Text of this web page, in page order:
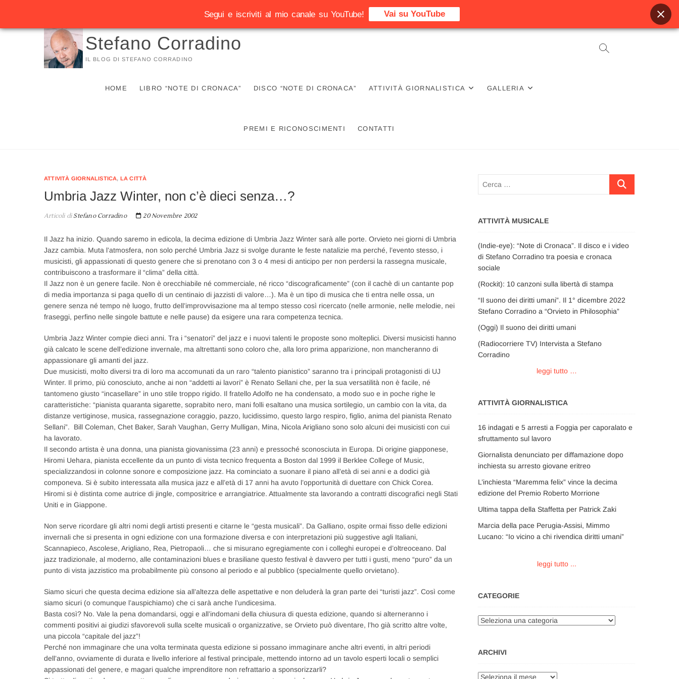
Vai
Stefano Corradino
IL BLOG DI STEFANO CORRADINO
HOME LIBRO “NOTE DI CRONACA” DISCO “NOTE DI CRONACA” ATTIVITÀ GIORNALISTICA GALLERIA
PREMI E RICONOSCIMENTI CONTATTI
ATTIVITÀ GIORNALISTICA, LA CITTÀ
Umbria Jazz Winter, non c’è dieci senza…?
Articoli diStefano Corradino 20 Novembre 2002
Il Jazz ha inizio. Quando saremo in edicola, la decima edizione di Umbria Jazz Winter sarà alle porte. Orvieto nei giorni di Umbria
Jazz cambia. Muta l’atmosfera, non solo perché Umbria Jazz si svolge durante le feste natalizie ma perché, l’evento stesso, i
musicisti, gli appassionati di questo genere che si prenotano con 3 o 4 mesi di anticipo per non perdersi la rassegna musicale,
contribuiscono a trasformare il “clima” della città.
Il Jazz non è un genere facile. Non è orecchiabile né commerciale, né ricco “discograficamente” (con il cachè di un cantante pop
di media importanza si paga quello di un centinaio di jazzisti di valore…). Ma è un tipo di musica che ti entra nelle ossa, un
genere senza né tempo nè luogo, frutto dell’improvvisazione ma al tempo stesso così ricercato (nelle armonie, nelle melodie, nei
fraseggi, perfino nelle singole battute e nelle pause) da esigere una rara competenza tecnica.
Umbria Jazz Winter compie dieci anni. Tra i “senatori” del jazz e i nuovi talenti le proposte sono molteplici. Diversi musicisti hanno
già calcato le scene dell’edizione invernale, ma altrettanti sono coloro che, alla loro prima apparizione, non mancheranno di
appassionare gli amanti del jazz.
Due musicisti, molto diversi tra di loro ma accomunati da un raro “talento pianistico” saranno tra i principali protagonisti di UJ
Winter. Il primo, più conosciuto, anche ai non “addetti ai lavori” è Renato Sellani che, per la sua versatilità non è facile, né
tantomeno giusto “incasellare” in uno stile troppo rigido. Il fratello Adolfo ne ha condensato, a modo suo e in poche righe le
caratteristiche: “pianista quaranta sigarette, soprabito nero, mani folli esaltano una musica sortilegio, un cambio con la vita, da
distanze vertiginose, musica, rassegnazione coraggio, pazzo, lucidissimo, questo largo respiro, figlio, anima del pianista Renato
Sellani”. Bill Coleman, Chet Baker, Sarah Vaughan, Gerry Mulligan, Mina, Nicola Arigliano sono solo alcuni dei musicisti con cui
ha lavorato.
Il secondo artista è una donna, una pianista giovanissima (23 anni) e pressoché sconosciuta in Europa. Di origine giapponese,
Hiromi Uehara, pianista eccellente da un punto di vista tecnico frequenta a Boston dal 1999 il Berklee College of Music,
specializzandosi in colonne sonore e composizione jazz. Ha cominciato a suonare il piano all’età di sei anni e a dodici già
componeva. Si è subito interessata alla musica jazz e all’età di 17 anni ha avuto l’opportunità di duettare con Chick Corea.
Hiromi si è distinta come autrice di jingle, compositrice e arrangiatrice. Attualmente sta lavorando a contratti discografici negli Stati
Uniti e in Giappone.
Non serve ricordare gli altri nomi degli artisti presenti e citarne le “gesta musicali”. Da Galliano, ospite ormai fisso delle edizioni
invernali che si presenta in ogni edizione con una formazione diversa e con interpretazioni più suggestive agli Italiani,
Scannapieco, Ascolese, Arigliano, Rea, Pietropaoli… che si misurano egregiamente con i colleghi europei e d’oltreoceano. Dal
jazz tradizionale, al moderno, alle contaminazioni blues e brasiliane questo festival è davvero per tutti i gusti, meno “puro” da un
punto di vista jazzistico ma probabilmente più consono al periodo e al pubblico (specialmente quello orvietano).
Siamo sicuri che questa decima edizione sia all’altezza delle aspettative e non deluderà la gran parte dei “turisti jazz”. Così come
siamo sicuri (o comunque l’auspichiamo) che ci sarà anche l’undicesima.
Basta così? No. Vale la pena domandarsi, oggi e all’indomani della chiusura di questa edizione, quando si alterneranno i
commenti positivi ai giudizi sfavorevoli sulla scelte musicali o organizzative, se Orvieto può diventare, l’ho già scritto altre volte,
una piccola “capitale del jazz”!
Perché non immaginare che una volta terminata questa edizione si possano immaginare anche altri eventi, in altri periodi
dell’anno, ovviamente di durata e livello inferiore al festival principale, mettendo intorno ad un tavolo esperti locali o semplici
appassionati del genere, e magari qualche imprenditore non refrattario a sponsorizzarli?
Cerca
ATTIVITÀ MUSICALE
(Indie-eye): “Note di Cronaca”. Il disco e i video
di Stefano Corradino tra poesia e cronaca
sociale
(Rockit): 10 canzoni sulla libertà di stampa
“Il suono dei diritti umani”. Il 1° dicembre 2022
Stefano Corradino a “Orvieto in Philosophia”
(Oggi) Il suono dei diritti umani
(Radiocorriere TV) Intervista a Stefano
Corradino
leggi tutto …
ATTIVITÀ GIORNALISTICA
16 indagati e 5 arresti a Foggia per caporalato e
sfruttamento sul lavoro
Giornalista denunciato per diffamazione dopo
inchiesta su arresto giovane eritreo
L’inchiesta “Maremma felix” vince la decima
edizione del Premio Roberto Morrione
Ultima tappa della Staffetta per Patrick Zaki
Marcia della pace Perugia-Assisi, Mimmo
Lucano: “Io vicino a chi rivendica diritti umani”
leggi tutto ...
CATEGORIE
Categorie
ARCHIVI
Archivi
Segui e iscriviti al mio canale su YouTube! Vai su YouTube